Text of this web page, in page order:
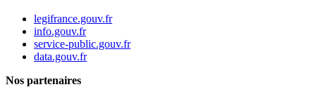
legifrance.gouv.fr
info.gouv.fr
service-public.gouv.fr
data.gouv.fr
Nos partenaires